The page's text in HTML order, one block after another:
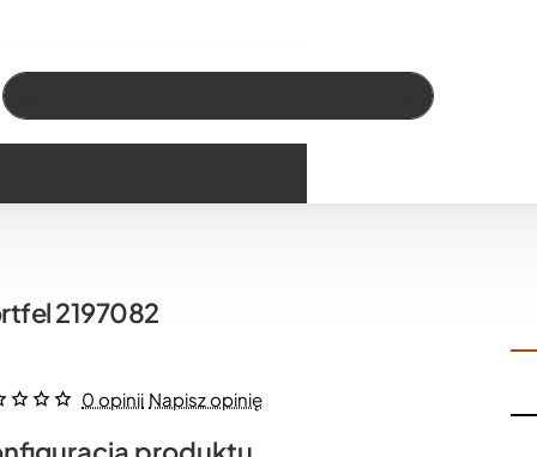
Szukaj…
2197082
0 opinii Napisz opinię